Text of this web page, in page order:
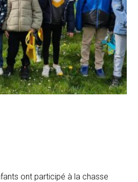
ont participé à la chasse